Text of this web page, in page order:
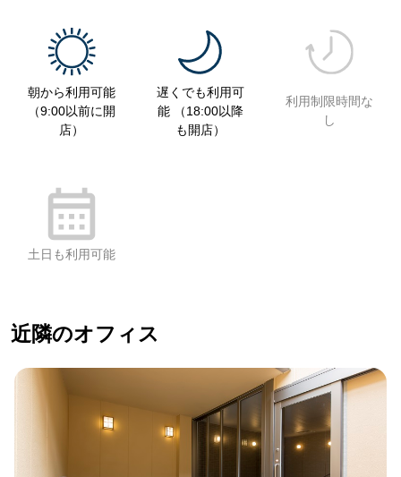
朝から利用可能
（9:00以前に開
店）
遅くでも利用可
能 （18:00以降
も開店）
利用制限時間な
し
土日も利用可能
近隣のオフィス